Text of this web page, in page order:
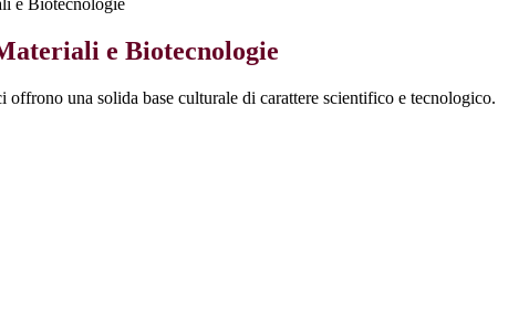
e Biotecnologie
e Biotecnologie
offrono una solida base culturale di carattere scientifico e tecnologico.